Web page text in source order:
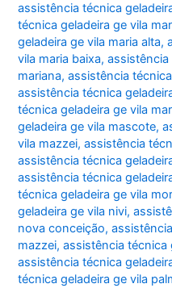
assistência técnica
técnica geladeira ge vila
geladeira ge vila maria alta,
vila maria baixa,assistência
mariana,assistência
assistência técnica
técnica geladeira ge vila
geladeira ge vila mascote,
vila mazzei,assistência
assistência técnica
assistência técnica
técnica geladeira ge vila
geladeira ge vila nivi,
nova conceição,
mazzei,assistência técnica
assistência técnica
técnica geladeira ge vila